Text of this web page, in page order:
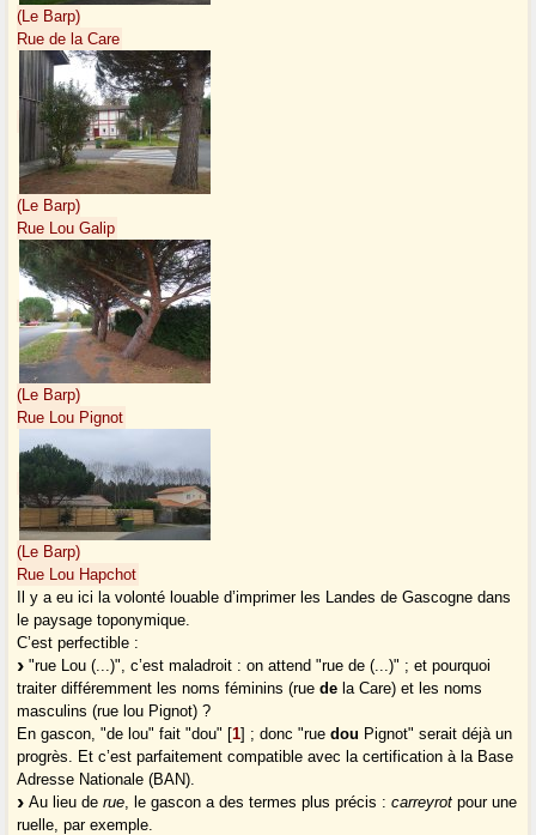
(Le Barp)
Rue de la Care
(Le Barp)
Rue Lou Galip
(Le Barp)
Rue Lou Pignot
(Le Barp)
Rue Lou Hapchot
Il y a eu ici la volonté louable d’imprimer les Landes de Gascogne dans
le paysage toponymique.
C’est perfectible :
"rue Lou (...)", c’est maladroit : on attend "rue de (...)" ; et pourquoi
traiter différemment les noms féminins (ruede la Care) et les noms
masculins (rue lou Pignot) ?
En gascon, "de lou" fait "dou" [1] ; donc "ruedou Pignot" serait déjà un
progrès. Et c’est parfaitement compatible avec la certification à la Base
Adresse Nationale (BAN).
Au lieu derue, le gascon a des termes plus précis :carreyrot pour une
ruelle, par exemple.